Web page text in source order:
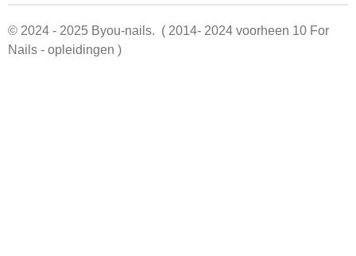
© 2024 - 2025 Byou-nails. ( 2014- 2024 voorheen 10 For
Nails - opleidingen )